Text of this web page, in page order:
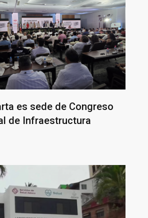
es sede de Congreso
de Infraestructura